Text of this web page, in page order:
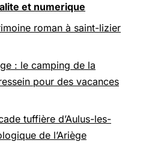
et numerique
roman à saint-lizier
: le camping de la
pour des vacances
tuffière d’Aulus-les-
de l’Ariège